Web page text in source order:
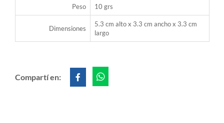
Peso 10 grs
Dimensiones
5.3 cm alto x 3.3 cm ancho x 3.3 cm
largo
Compartí en: